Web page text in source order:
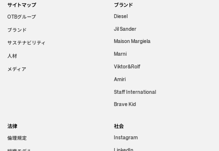
サイトマップ
OTBグループ
ブランド
サステナビリティ
人材
メディア
ブランド
Diesel
Jil Sander
Maison Margiela
Marni
Viktor&Rolf
Amiri
Staff International
Brave Kid
法律
倫理規定
社会
Instagram